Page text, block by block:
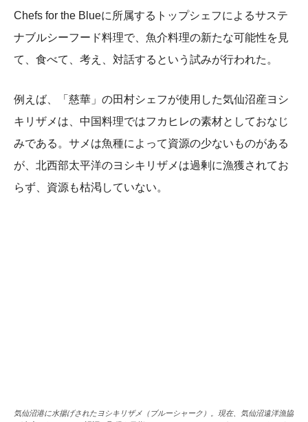
Chefs for the Blueに所属するトップシェフによるサステ
ナブルシーフード料理で、魚介料理の新たな可能性を見
て、食べて、考え、対話するという試みが行われた。
例えば、「慈華」の田村シェフが使用した気仙沼産ヨシ
キリザメは、中国料理ではフカヒレの素材としておなじ
みである。サメは魚種によって資源の少ないものがある
が、北西部太平洋のヨシキリザメは過剰に漁獲されてお
らず、資源も枯渇していない。
気仙沼港に水揚げされたヨシキリザメ（ブルーシャーク）。現在、気仙沼遠洋漁協